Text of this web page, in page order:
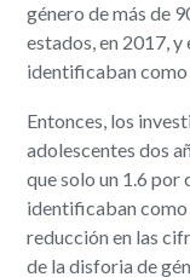
género de más de
estados, en 2017,
identificaban como
Entonces, los
adolescentes dos
que solo un 1.6 por
identificaban como
reducción en las
de la disforia de